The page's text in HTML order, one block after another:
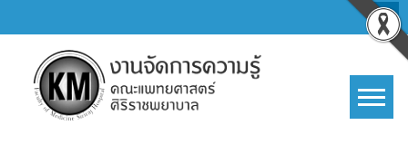
to
content